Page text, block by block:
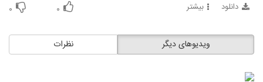
دانلود بیشتر ۰ ۰
نظرات ویدیوهای دیگر